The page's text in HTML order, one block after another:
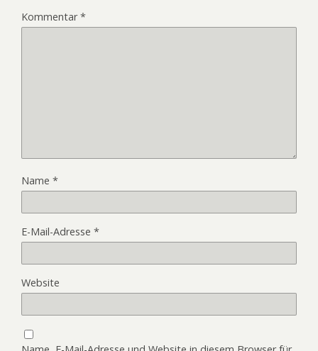
Kommentar*
Name *
E-Mail-Adresse *
Website